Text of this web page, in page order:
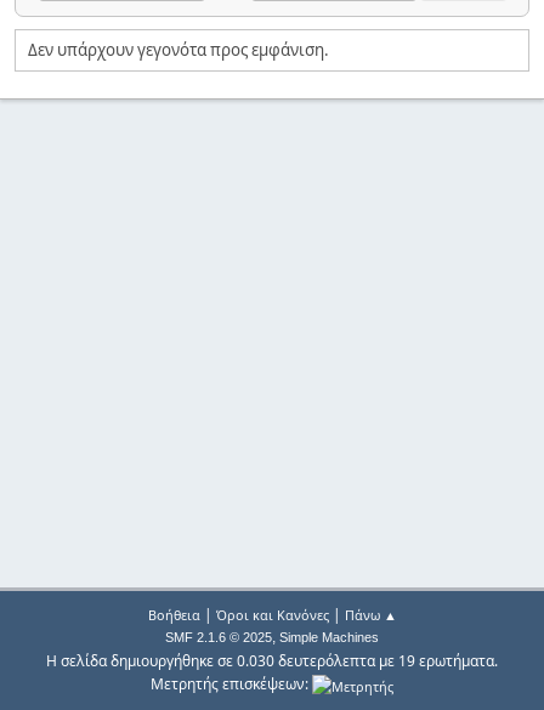
Δεν υπάρχουν γεγονότα προς εμφάνιση.
Βοήθεια| Όροι και Κανόνες| Πάνω ▲
SMF 2.1.6 © 2025, Simple Machines
Η σελίδα δημιουργήθηκε σε 0.030 δευτερόλεπτα με 19 ερωτήματα.
Μετρητής επισκέψεων: